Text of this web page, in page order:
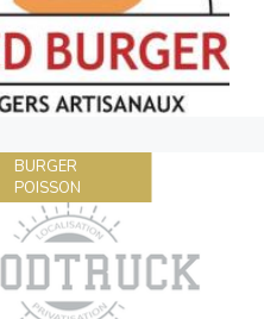
BURGER
POISSON